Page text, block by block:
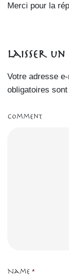
Merci pour la
Laisser
Votre adresse
obligatoires
Comment
Name *